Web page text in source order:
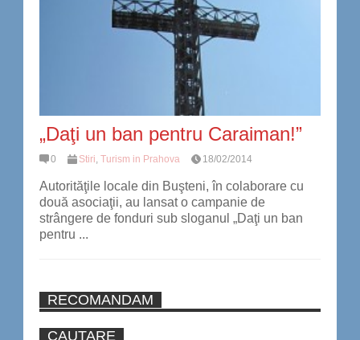
„Daţi un ban pentru Caraiman!”
0 Stiri, Turism in Prahova 18/02/2014
Autorităţile locale din Buşteni, în colaborare cu
două asociaţii, au lansat o campanie de
strângere de fonduri sub sloganul „Daţi un ban
pentru ...
RECOMANDAM
CAUTARE